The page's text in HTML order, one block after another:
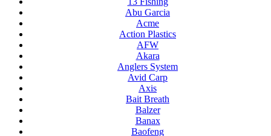
Abu Garcia
Acme
Action Plastics
AFW
Akara
Anglers System
Avid Carp
Axis
Bait Breath
Balzer
Banax
Baofeng